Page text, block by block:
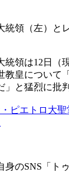
統領（左）と
統領は12日（
教皇について
と猛烈に批
ピエトロ大
身のSNS「ト